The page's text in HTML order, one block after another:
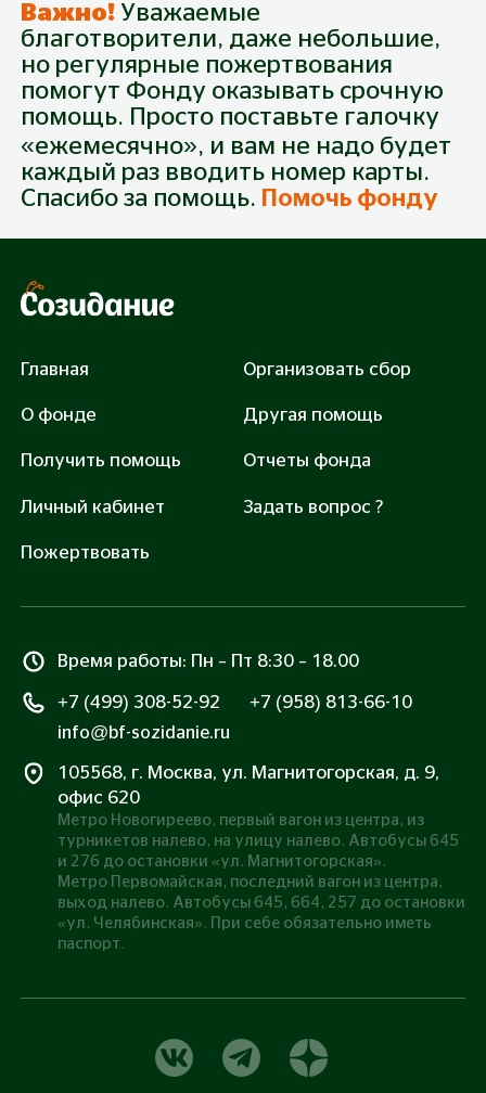
Важно! Уважаемые
благотворители, даже небольшие,
но регулярные пожертвования
помогут Фонду оказывать срочную
помощь. Просто поставьте галочку
«ежемесячно», и вам не надо будет
каждый раз вводить номер карты.
Спасибо за помощь. Помочь фонду
Главная
О фонде
Получить помощь
Личный кабинет
Пожертвовать
Организовать сбор
Другая помощь
Отчеты фонда
Задать вопрос ?
Время работы: Пн – Пт 8:30 – 18.00
+7 (499) 308-52-92
+7 (958) 813-66-10
info@bf-sozidanie.ru
105568, г. Москва, ул. Магнитогорская, д. 9,
офис 620
Метро Новогиреево, первый вагон из центра, из
турникетов налево, на улицу налево. Автобусы 645
и 276 до остановки «ул. Магнитогорская».
Метро Первомайская, последний вагон из центра,
выход налево. Автобусы 645, 664, 257 до остановки
«ул. Челябинская». При себе обязательно иметь
паспорт.